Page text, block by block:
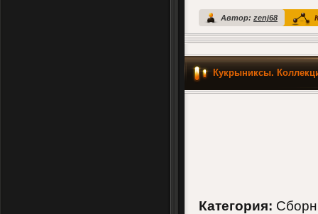
Автор: zenj68
Кукрыниксы.
Категория: